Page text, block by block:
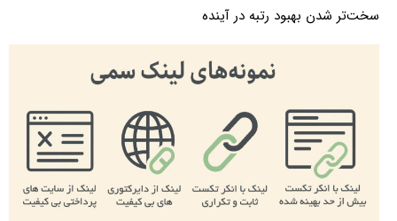
سخت‌تر شدن بهبود رتبه در آینده